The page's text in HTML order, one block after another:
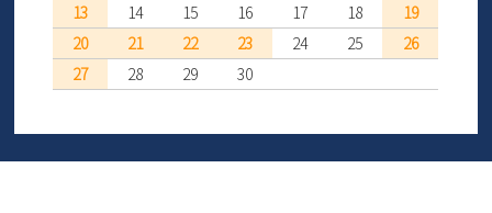
13
14 15 16 17 18
19
20
21 22 23 24 25
26
27
28 29 30